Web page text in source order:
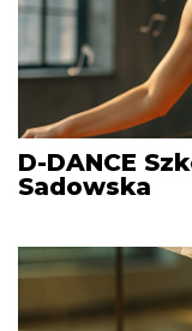
D-DANCE
Sadowska